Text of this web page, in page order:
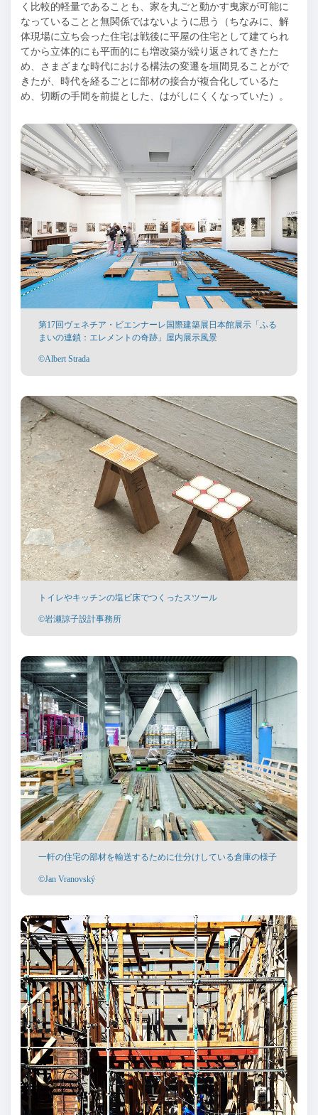
く比較的軽量であることも、家を丸ごと動かす曳家が可能に
なっていることと無関係ではないように思う（ちなみに、解
体現場に立ち会った住宅は戦後に平屋の住宅として建てられ
てから立体的にも平面的にも増改築が繰り返されてきたた
め、さまざまな時代における構法の変遷を垣間見ることがで
きたが、時代を経るごとに部材の接合が複合化しているた
め、切断の手間を前提とした、はがしにくくなっていた）。
第17回ヴェネチア・ビエンナーレ国際建築展日本館展示「ふる
まいの連鎖：エレメントの奇跡」屋内展示風景
©Albert Strada
トイレやキッチンの塩ビ床でつくったスツール
©岩瀬諒子設計事務所
一軒の住宅の部材を輸送するために仕分けしている倉庫の様子
©Jan Vranovský